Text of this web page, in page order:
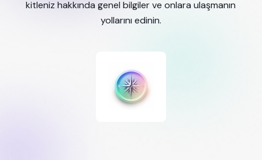
kitleniz hakkında genel bilgiler ve onlara ulaşmanın
yollarını edinin.